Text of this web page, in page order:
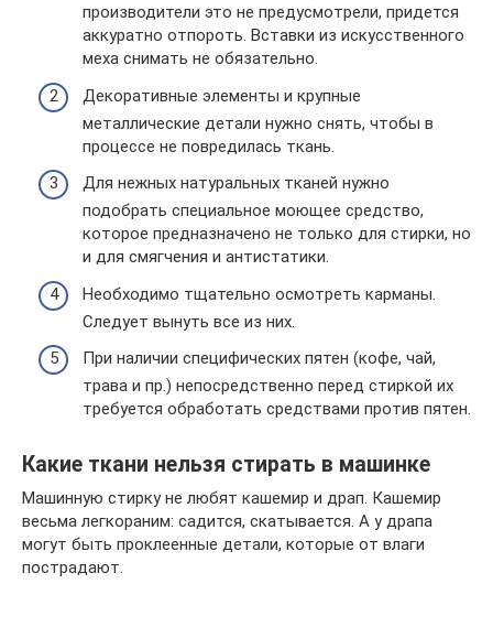
производители это не предусмотрели, придется
аккуратно отпороть. Вставки из искусственного
меха снимать не обязательно.
Декоративные элементы и крупные
металлические детали нужно снять, чтобы в
процессе не повредилась ткань.
Для нежных натуральных тканей нужно
подобрать специальное моющее средство,
которое предназначено не только для стирки, но
и для смягчения и антистатики.
Необходимо тщательно осмотреть карманы.
Следует вынуть все из них.
При наличии специфических пятен (кофе, чай,
трава и пр.) непосредственно перед стиркой их
требуется обработать средствами против пятен.
Какие ткани нельзя стирать в машинке
Машинную стирку не любят кашемир и драп. Кашемир
весьма легкораним: садится, скатывается. А у драпа
могут быть проклеенные детали, которые от влаги
пострадают.